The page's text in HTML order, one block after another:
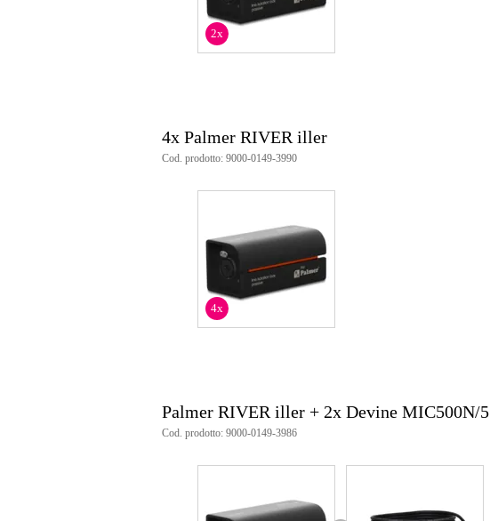
2x
4x Palmer RIVER iller
Cod. prodotto: 9000-0149-3990
4x
Palmer RIVER iller + 2x Devine MIC500N/5
Cod. prodotto: 9000-0149-3986